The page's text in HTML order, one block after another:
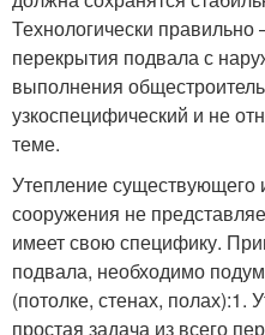
Технологически правильно
перекрытия подвала с
выполнения
узкоспецифический и не
теме.
Утепление существующего
сооружения не
имеет свою специфику.
подвала, необходимо
(потолке, стенах, полах):1.
простая задача из всего